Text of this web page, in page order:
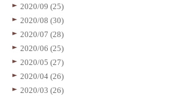
2020/09 (25)
2020/08 (30)
2020/07 (28)
2020/06 (25)
2020/05 (27)
2020/04 (26)
2020/03 (26)